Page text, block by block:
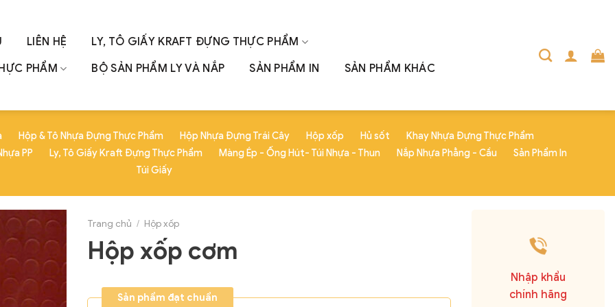
LIÊN HỆ
LY, TÔ GIẤY KRAFT ĐỰNG THỰC PHẨM
PHẨM
BỘ SẢN PHẨM LY VÀ NẮP SẢN PHẨM IN SẢN PHẨM KHÁC
Hộp & Tô Nhựa Đựng Thực Phẩm Hộp Nhựa Đựng Trái Cây Hộp xốp Hủ sốt
Khay Nhựa Đựng Thực Phẩm
PP Ly, Tô Giấy Kraft Đựng Thực Phẩm Màng Ép - Ống Hút- Túi Nhựa - Thun Nắp Nhựa Phẳng - Cầu
Sản Phẩm In
Túi Giấy
Trang chủ / Hộp xốp
Hộp xốp cơm
Sản phẩm đạt chuẩn
Nhập khẩu
chính hãng